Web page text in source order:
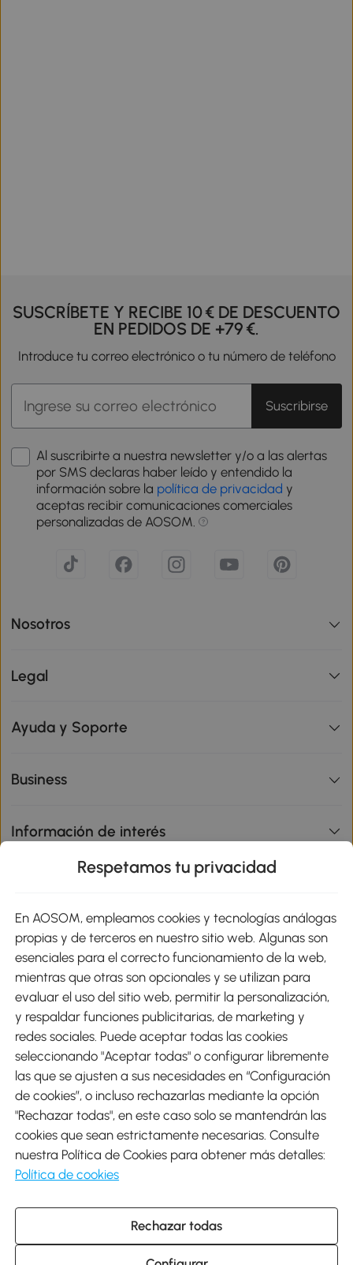
SUSCRÍBETE Y RECIBE 10 € DE DESCUENTO
EN PEDIDOS DE +79 €.
Introduce tu correo electrónico o tu número de teléfono
Suscribirse
Al suscribirte a nuestra newsletter y/o a las alertas
por SMS declaras haber leído y entendido la
información sobre la política de privacidad y
aceptas recibir comunicaciones comerciales
personalizadas de AOSOM.
Nosotros
Legal
Ayuda y Soporte
Business
Información de interés
Métodos de Pago
Envíos
Descargar Aosom App
Google Play
931 29 45 12 (L-V de 8:30 a 17:30h)
atencioncliente@aosom.es
Respetamos tu privacidad
En AOSOM, empleamos cookies y tecnologías análogas
propias y de terceros en nuestro sitio web. Algunas son
esenciales para el correcto funcionamiento de la web,
mientras que otras son opcionales y se utilizan para
evaluar el uso del sitio web, permitir la personalización,
y respaldar funciones publicitarias, de marketing y
redes sociales. Puede aceptar todas las cookies
seleccionando "Aceptar todas" o configurar libremente
las que se ajusten a sus necesidades en “Configuración
de cookies”, o incluso rechazarlas mediante la opción
"Rechazar todas", en este caso solo se mantendrán las
cookies que sean estrictamente necesarias. Consulte
nuestra Política de Cookies para obtener más detalles:
Política de cookies
Rechazar todas